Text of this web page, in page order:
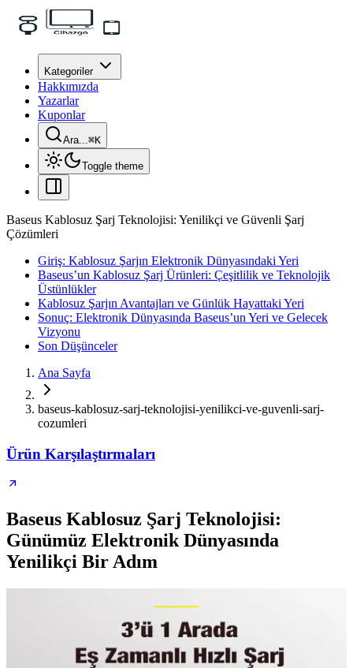
Kategoriler
Hakkımızda
Yazarlar
Kuponlar
Ara...⌘K
Toggle theme
Baseus Kablosuz Şarj Teknolojisi: Yenilikçi ve Güvenli Şarj
Çözümleri
Giriş: Kablosuz Şarjın Elektronik Dünyasındaki Yeri
Baseus’un Kablosuz Şarj Ürünleri: Çeşitlilik ve Teknolojik
Üstünlükler
Kablosuz Şarjın Avantajları ve Günlük Hayattaki Yeri
Sonuç: Elektronik Dünyasında Baseus’un Yeri ve Gelecek
Vizyonu
Son Düşünceler
Ana Sayfa
baseus-kablosuz-sarj-teknolojisi-yenilikci-ve-guvenli-sarj-
cozumleri
Ürün Karşılaştırmaları
Baseus Kablosuz Şarj Teknolojisi:
Günümüz Elektronik Dünyasında
Yenilikçi Bir Adım